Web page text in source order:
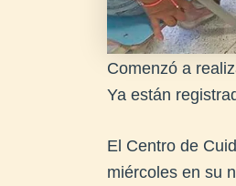
Comenzó a
Ya están
El Centro de
miércoles en su